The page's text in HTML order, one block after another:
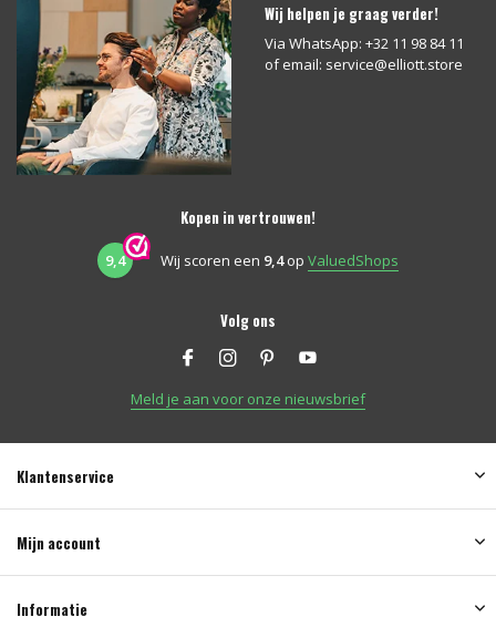
Wij helpen je graag verder!
Via WhatsApp: +32 11 98 84 11
of email: service@elliott.store
Kopen in vertrouwen!
9,4 Wij scoren een 9,4op ValuedShops
Volg ons
Meld je aan voor onze nieuwsbrief
Klantenservice
Mijn account
Informatie